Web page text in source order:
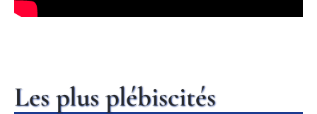
Les plus plébiscités